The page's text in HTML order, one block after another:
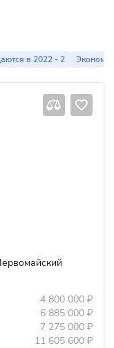
в 2022 - 2 Эконом -
4 800 000 ₽
6 885 000 ₽
7 275 000 ₽
11 605 600 ₽